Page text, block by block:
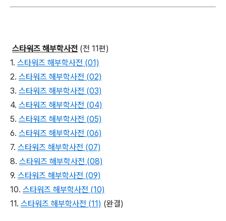
스타워즈 해부학사전 (전 11편)
1. 스타워즈 해부학사전 (01)
2. 스타워즈 해부학사전 (02)
3. 스타워즈 해부학사전 (03)
4. 스타워즈 해부학사전 (04)
5. 스타워즈 해부학사전 (05)
6. 스타워즈 해부학사전 (06)
7. 스타워즈 해부학사전 (07)
8. 스타워즈 해부학사전 (08)
9. 스타워즈 해부학사전 (09)
10. 스타워즈 해부학사전 (10)
11. 스타워즈 해부학사전 (11) (완결)